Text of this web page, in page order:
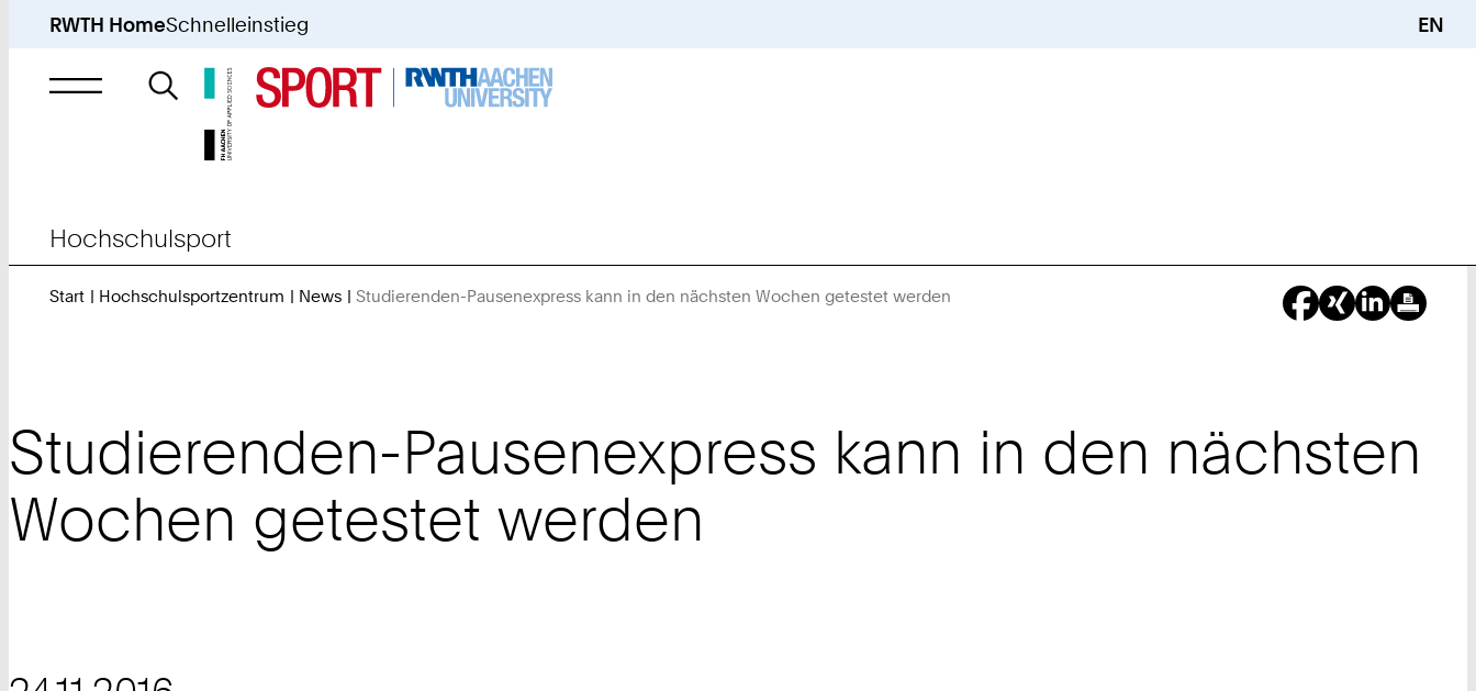
RWTH HomeSchnelleinstieg EN
Suche
nach
Hochschulsport
Start Hochschulsportzentrum News Studierenden-Pausenexpress kann in den nächsten Wochen getestet werden
Studierenden-Pausenexpress kann in den nächsten
Wochen getestet werden